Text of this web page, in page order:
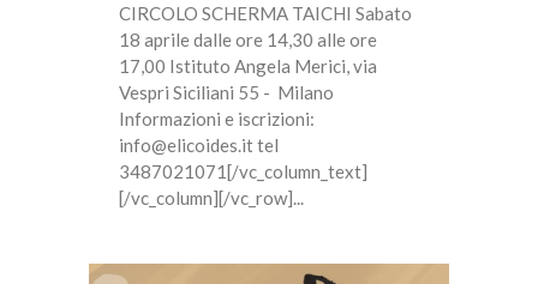
CIRCOLO SCHERMA TAICHI Sabato
18 aprile dalle ore 14,30 alle ore
17,00 Istituto Angela Merici, via
Vespri Siciliani 55 - Milano
Informazioni e iscrizioni:
info@elicoides.it tel
3487021071[/vc_column_text]
[/vc_column][/vc_row]...